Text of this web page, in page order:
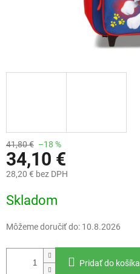
41,80 € –18 %
34,10 €
28,20 € bez DPH
cena:
Skladom
Môžeme doručiť do: 10.8.2026
Pridať do košíka